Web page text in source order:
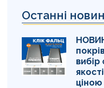
Останні
ціною